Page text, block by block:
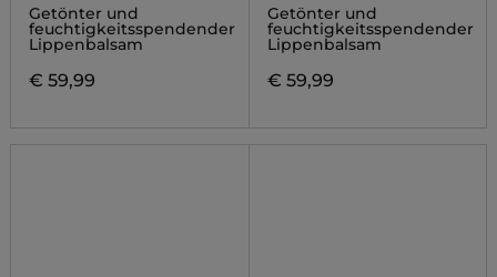
Getönter und
feuchtigkeitsspendender
Lippenbalsam
€ 59,99
Getönter und
feuchtigkeitsspendender
Lippenbalsam
€ 59,99